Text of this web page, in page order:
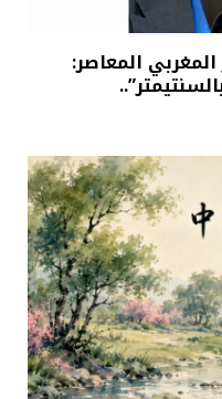
المعاصر: